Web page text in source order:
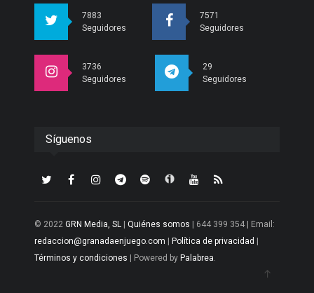
7883
Seguidores
7571
Seguidores
3736
Seguidores
29
Seguidores
Síguenos
© 2022 GRN Media, SL Quiénes somos | 644 399 354 | Email:
redaccion@granadaenjuego.com
Política de privacidad
Términos y condiciones | Powered by Palabrea.